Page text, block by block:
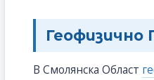
Геофизично
В Смолянска Област